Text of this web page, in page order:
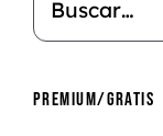
PREMIUM/GRATIS